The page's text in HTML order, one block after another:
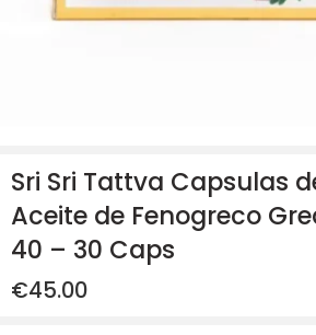
Sri Sri Tattva Capsulas
Aceite de Fenogreco
40 – 30 Caps
€45.00